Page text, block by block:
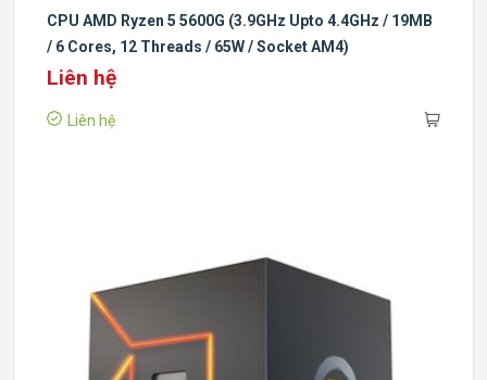
CPU AMD Ryzen 5 5600G (3.9GHz Upto 4.4GHz / 19MB
/ 6 Cores, 12 Threads / 65W / Socket AM4)
Liên hệ
Liên hệ